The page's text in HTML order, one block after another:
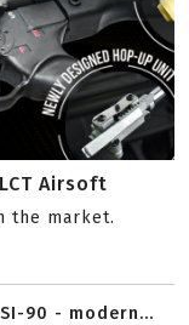
Airsoft
the market.
90 - modern...